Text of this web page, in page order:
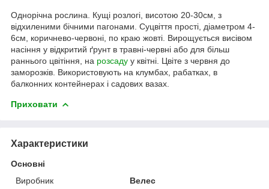
Однорічна рослина. Кущі розлогі, висотою 20-30см, з
відхиленими бічними пагонами. Суцвіття прості, діаметром 4-
6см, коричнево-червоні, по краю жовті. Вирощується висівом
насіння у відкритий ґрунт в травні-червні або для більш
раннього цвітіння, на розсаду у квітні. Цвіте з червня до
заморозків. Використовують на клумбах, рабатках, в
балконних контейнерах і садових вазах.
Приховати
Характеристики
Основні
Виробник
Велес